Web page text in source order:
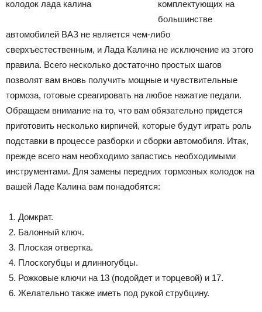
комплектующих на
большинстве
автомобилей ВАЗ не является чем-либо
сверхъестественным, и Лада Калина не исключение из этого
правила. Всего несколько достаточно простых шагов
позволят вам вновь получить мощные и чувствительные
тормоза, готовые среагировать на любое нажатие педали.
Обращаем внимание на то, что вам обязательно придется
приготовить несколько кирпичей, которые будут играть роль
подставки в процессе разборки и сборки автомобиля. Итак,
прежде всего нам необходимо запастись необходимыми
инструментами. Для замены передних тормозных колодок на
вашей Ладе Калина вам понадобятся:
Домкрат.
Балонный ключ.
Плоская отвертка.
Плоскогубцы и длинногубцы.
Рожковые ключи на 13 (подойдет и торцевой) и 17.
Желательно также иметь под рукой струбцину.